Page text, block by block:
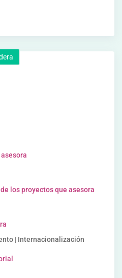
los proyectos que asesora
| Internacionalización